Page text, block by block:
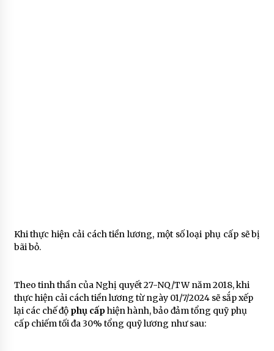
Khi thực hiện cải cách tiền lương, một số loại phụ cấp sẽ bị
bãi bỏ.
Theo tinh thần của Nghị quyết 27-NQ/TW năm 2018, khi
thực hiện cải cách tiền lương từ ngày 01/7/2024 sẽ sắp xếp
lại các chế độ phụ cấphiện hành, bảo đảm tổng quỹ phụ
cấp chiếm tối đa 30% tổng quỹ lương như sau: